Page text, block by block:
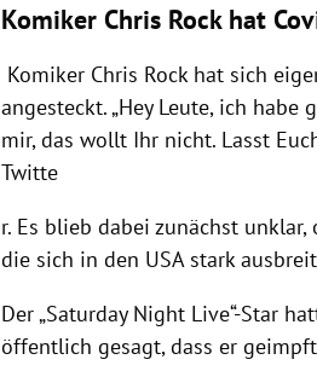
Komiker Chris Rock hat
Komiker Chris Rock hat sich
angesteckt. „Hey Leute, ich
mir, das wollt Ihr nicht. Lasst
Twitte
r. Es blieb dabei zunächst
die sich in den USA stark
Der „Saturday Night Live“-Star
öffentlich gesagt, dass er